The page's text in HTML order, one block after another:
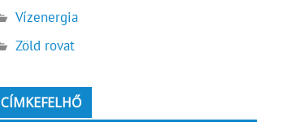
Vízenergia
Zöld rovat
CÍMKEFELHŐ